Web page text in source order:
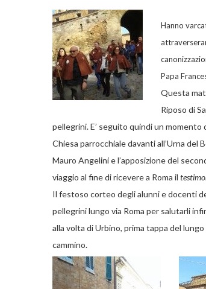
Hanno
Papa
Questa
Riposo di
pellegrini. E’ seguito quindi un momento
Chiesa parrocchiale davanti all’Urna del
Mauro Angelini e l’apposizione del
viaggio al fine di ricevere a Roma il
Il festoso corteo degli alunni e docenti
pellegrini lungo via Roma per salutarli
alla volta di Urbino, prima tappa del
cammino.